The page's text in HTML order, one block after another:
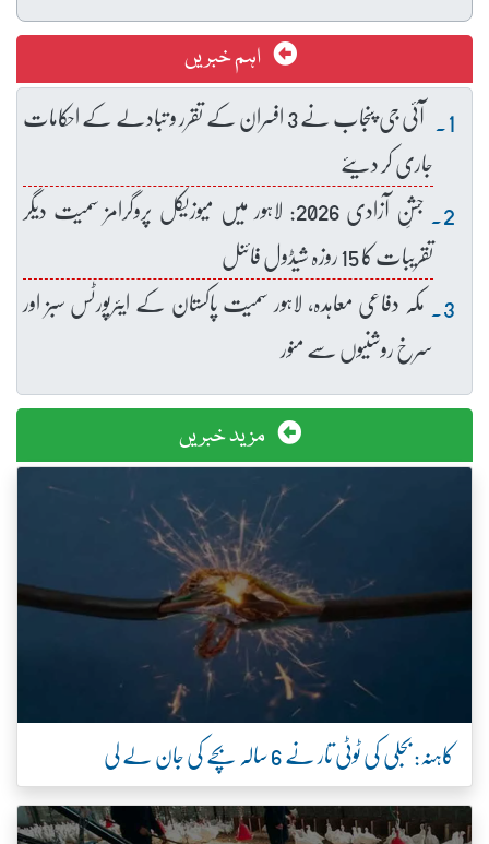
اہم خبریں
آئی جی پنجاب نے 3 افسران کے تقرر و تبادلے کے احکامات
جاری کر دیئے
جشنِ آزادی 2026: لاہور میں میوزیکل پروگرامز سمیت دیگر
تقریبات کا 15 روزہ شیڈول فائنل
مکہ دفاعی معاہدہ، لاہور سمیت پاکستان کے ایئرپورٹس سبز اور
سرخ روشنیوں سے منور
مزید خبریں
کاہنہ: بجلی کی ٹوٹی تار نے 6 سالہ بچے کی جان لے لی